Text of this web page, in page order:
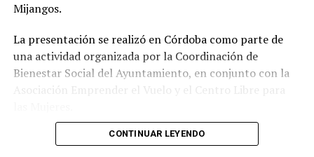
Ante los cuestionamientos sobre el nivel de agresividad
de este deporte, señaló que las competencias cuentan
con reglamentos y categorías diferenciadas de acuerdo
con la edad y experiencia de los participantes.
adultos, con reglas específicas para cada categoría, por
lo que incluso participan menores desde los cinco años
Mijangos.
La presentación se realizó en Córdoba como parte de
una actividad organizada por la Coordinación de
Bienestar Social del Ayuntamiento, en conjunto con la
Asociación Emprender el Vuelo y el Centro Libre para
El encuentro reunió a autoridades y representantes de
CONTINUAR LEYENDO